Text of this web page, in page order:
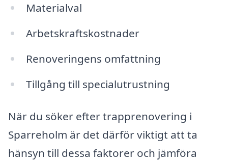
Materialval
Arbetskraftskostnader
Renoveringens omfattning
Tillgång till specialutrustning
När du söker efter trapprenovering i
Sparreholm är det därför viktigt att ta
hänsyn till dessa faktorer och jämföra